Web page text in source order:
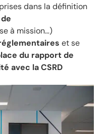
dans la définition
à mission…)
et se
du rapport de
avec la CSRD